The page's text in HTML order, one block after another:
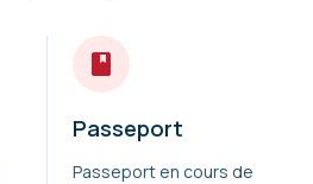
Passeport
Passeport en cours de